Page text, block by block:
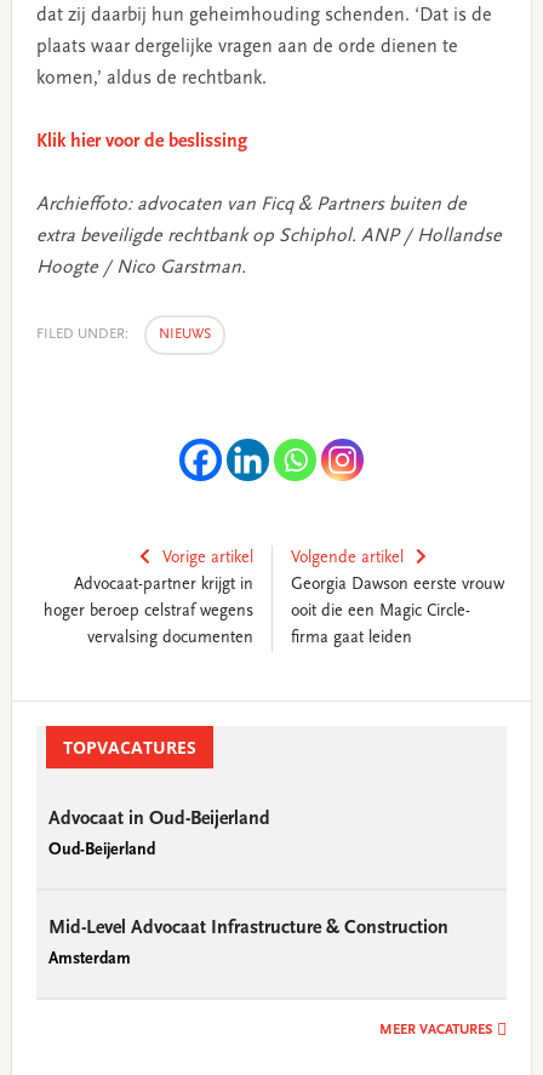
dat zij daarbij hun geheimhouding schenden. ‘Dat is de
plaats waar dergelijke vragen aan de orde dienen te
komen,’ aldus de rechtbank.
Klik hier voor de beslissing
Archieffoto: advocaten van Ficq & Partners buiten de
extra beveiligde rechtbank op Schiphol. ANP / Hollandse
Hoogte / Nico Garstman.
FILED UNDER: NIEUWS
Vorige artikel
Advocaat-partner krijgt in
hoger beroep celstraf wegens
vervalsing documenten
Volgende artikel
Georgia Dawson eerste vrouw
ooit die een Magic Circle-
firma gaat leiden
SidebarTOPVACATURES
Advocaat in Oud-Beijerland
Oud-Beijerland
Mid-Level Advocaat Infrastructure & Construction
Amsterdam
MEER VACATURES